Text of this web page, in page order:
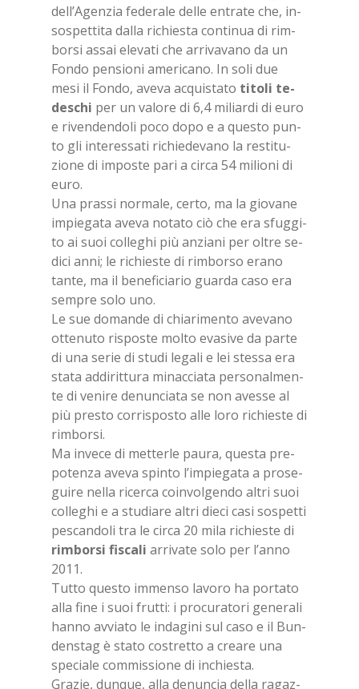
del­l’A­gen­zia fe­de­ra­le del­le en­tra­te che, in­
so­spet­ti­ta dal­la ri­chie­sta con­ti­nua di rim­
bor­si as­sai ele­va­ti che ar­ri­va­va­no da un
Fon­do pen­sio­ni ame­ri­ca­no. In soli due
mesi il Fon­do, ave­va ac­qui­sta­to ti­to­li te­
de­schi per un va­lo­re di 6,4 mi­liar­di di euro
e ri­ven­den­do­li poco dopo e a que­sto pun­
to gli in­te­res­sa­ti ri­chie­de­va­no la re­sti­tu­
zio­ne di im­po­ste pari a cir­ca 54 mi­lio­ni di
euro.
Una pras­si nor­ma­le, cer­to, ma la gio­va­ne
im­pie­ga­ta ave­va no­ta­to ciò che era sfug­gi­
to ai suoi col­le­ghi più an­zia­ni per ol­tre se­
di­ci anni; le ri­chie­ste di rim­bor­so era­no
tan­te, ma il be­ne­fi­cia­rio guar­da caso era
sem­pre solo uno.
Le sue do­man­de di chia­ri­men­to ave­va­no
ot­te­nu­to ri­spo­ste mol­to eva­si­ve da par­te
di una se­rie di stu­di le­ga­li e lei stes­sa era
sta­ta ad­di­rit­tu­ra mi­nac­cia­ta per­so­nal­men­
te di ve­ni­re de­nun­cia­ta se non aves­se al
più pre­sto cor­ri­spo­sto alle loro ri­chie­ste di
rim­bor­si.
Ma in­ve­ce di met­ter­le pau­ra, que­sta pre­
po­ten­za ave­va spin­to l’im­pie­ga­ta a pro­se­
gui­re nel­la ri­cer­ca coin­vol­gen­do al­tri suoi
col­le­ghi e a stu­dia­re al­tri die­ci casi so­spet­ti
pe­scan­do­li tra le cir­ca 20 mila ri­chie­ste di
rim­bor­si fi­sca­li ar­ri­va­te solo per l’an­no
2011.
Tut­to que­sto im­men­so la­vo­ro ha por­ta­to
alla fine i suoi frut­ti: i pro­cu­ra­to­ri ge­ne­ra­li
han­no av­via­to le in­da­gi­ni sul caso e il Bun­
den­stag è sta­to co­stret­to a crea­re una
spe­cia­le com­mis­sio­ne di in­chie­sta.
Gra­zie, dun­que, alla de­nun­cia del­la ra­gaz­